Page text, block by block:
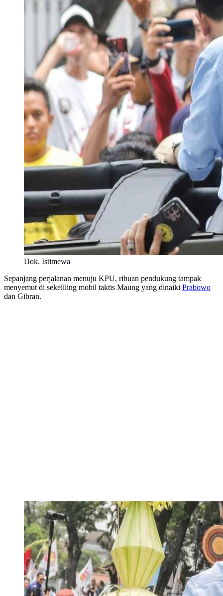
Dok. Istimewa
Sepanjang perjalanan menuju KPU, ribuan pendukung tampak
menyemut di sekeliling mobil taktis Maung yang dinaiki Prabowo
dan Gibran.